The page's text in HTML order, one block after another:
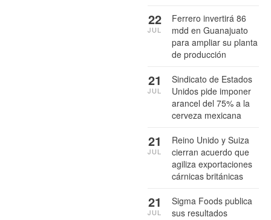
Ferrero invertirá 86
mdd en Guanajuato
para ampliar su planta
de producción
22
JUL
Sindicato de Estados
Unidos pide imponer
arancel del 75% a la
cerveza mexicana
21
JUL
Reino Unido y Suiza
cierran acuerdo que
agiliza exportaciones
cárnicas británicas
21
JUL
Sigma Foods publica
sus resultados
21
JUL